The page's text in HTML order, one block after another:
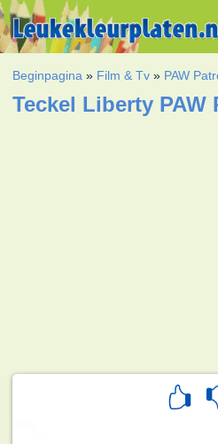
Beginpagina » Film & Tv » PAW
Teckel Liberty